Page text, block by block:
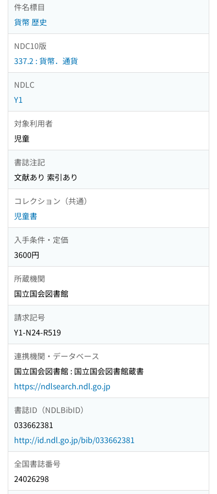
件名標目
貨幣 歴史
NDC10版
337.2 : 貨幣．通貨
NDLC
Y1
対象利用者
児童
書誌注記
文献あり 索引あり
コレクション（共通）
児童書
入手条件・定価
3600円
所蔵機関
国立国会図書館
請求記号
Y1-N24-R519
連携機関・データベース
国立国会図書館 : 国立国会図書館蔵書
https://ndlsearch.ndl.go.jp
書誌ID（NDLBibID）
033662381
http://id.ndl.go.jp/bib/033662381
全国書誌番号
24026298